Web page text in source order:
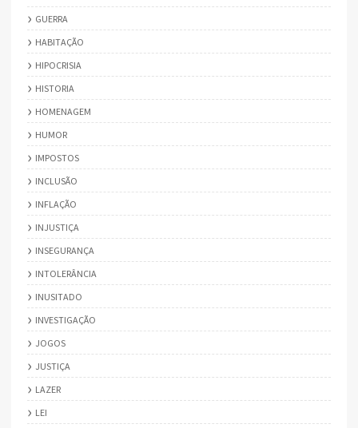
GUERRA
HABITAÇÃO
HIPOCRISIA
HISTORIA
HOMENAGEM
HUMOR
IMPOSTOS
INCLUSÃO
INFLAÇÃO
INJUSTIÇA
INSEGURANÇA
INTOLERÂNCIA
INUSITADO
INVESTIGAÇÃO
JOGOS
JUSTIÇA
LAZER
LEI